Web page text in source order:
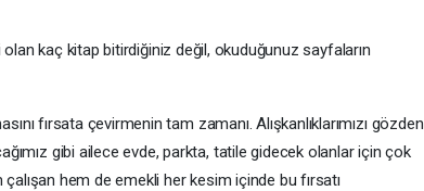
kaç kitap bitirdiğiniz değil, okuduğunuz sayfaların
fırsata çevirmenin tam zamanı. Alışkanlıklarımızı gözden
gibi ailece evde, parkta, tatile gidecek olanlar için çok
hem de emekli her kesim içinde bu fırsatı